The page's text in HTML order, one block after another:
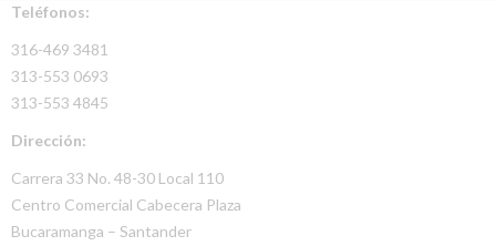
Teléfonos:
316-469 3481
313-553 0693
313-553 4845
Dirección:
Carrera 33 No. 48-30 Local 110
Centro Comercial Cabecera Plaza
Bucaramanga – Santander